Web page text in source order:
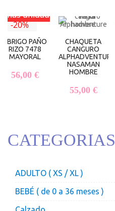
-20%
unidades
ABRIGO PAÑO
RIZO 7478
MAYORAL
56,00 €
CHAQUETA
CANGURO
ALPHADVENTURE
NASAMAN
HOMBRE
55,00 €
CATEGORIAS
ADULTO ( XS / XL )
BEBÉ ( de 0 a 36 meses )